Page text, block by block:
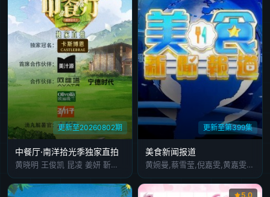
更新至20260802期
中餐厅·南洋拾光季独家直拍
黄晓明 王俊凯 昆凌 姜妍 靳梦佳 张雅琪 林述巍
更新至第399集
美食新闻报道
黄婉曼,蔡雪莹,倪嘉雯,黄嘉雯,廖慧仪,伍倩彤,陈嘉倩,胡敏芝,吴兆麟,吴浩康,巩姿希,陈奂仁,区永权,陈凯琳,姚子羚,麦玲玲,方皓玟,洪永城,冯盈盈,单立文,吴业坤,黄婧灵,叶靖仪,蔡景行,萧正楠,江嘉敏,冼迪琦,何泳芍,栢天男,苏民峰,姜皓文,森美,刘颖镟,温碧霞,禾浩辰,赖彦妤,邵音音,谢嫣薇,彭翔翎,施焯日,布乐文
5.0